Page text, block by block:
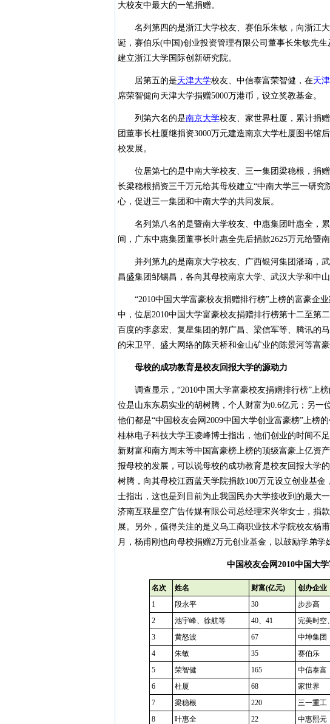
大校友中最大的一笔捐赠。
名列第四的是浙江大学校友、赛伯乐朱敏，向浙江大
诞，赛伯乐(中国)创业投资管理有限公司董事长朱敏先
建立浙江大学国际创新研究院。
居第五的是天津大学校友、中信泰富荣智健，在天
席荣智健向天津大学捐赠5000万港币，设立奖教基金。
列第六名的是南京大学校友、家世界杜厦，累计捐
团董事长杜厦继捐资3000万元建造南京大学杜厦图书馆
校发展。
位居第七的是中南大学校友、三一集团梁稳根，捐赠
长梁稳根捐资三千万元给其母校建立“中南大学三一研
心，促进三一集团和中南大学的共同发展。
名列第八名的是暨南大学校友、中惠集团叶惠全，累
间，广东中惠集团董事长叶惠全先后捐款2625万元给暨
并列第九的是南京大学校友、广西银河集团潘琦，武
昌盛集团邹锡昌，各向其母校南京大学、武汉大学和中山
“2010中国大学富豪校友捐赠排行榜”上榜的富豪企业
中，位居2010中国大学富豪校友捐赠排行榜第十二至第
百度的李彦宏、复星集团的郭广昌、梁信军等、腾讯的
的宋卫平、盛大网络的陈天桥和金山矿业的陈景河等富
母校的成功教育是校友回报大学的源动力
调查显示，“2010中国大学富豪校友捐赠排行榜”上
位是山东东易实业的胡树腾，个人财富为0.6亿元；另一
他们都是“中国校友会网2009中国大学创业富豪榜”上榜
桂林电子科技大学王凌峰博士指出，他们创业的时间不
新财富和南方周末等中国富豪榜上榜的顶级富豪上亿资
报母校的发展，可以说母校的成功教育是校友回报大学
树腾，向其母校江西蓝天学院捐款100万元设立创业基
士指出，这也是到目前为止我国民办大学接收到的最大
济南互联星空广告传媒有限公司总经理宋兴华女士，捐
展。另外，值得关注的是义乌工商职业技术学院校友杨
月，杨甫刚也向母校捐赠2万元创业基金，以鼓励学弟学
中国校友会网2010中国大
名次 姓名 财富(亿元) 创办企业
1
段永平 30 步步高
2
池宇峰、徐航等 40、41 完美时空
3
黄怒波 67 中坤集团
4
朱敏 35 赛伯乐
5
荣智健 165 中信泰富
6
杜厦 68 家世界
7
梁稳根 220 三一重工
8
叶惠全 22 中惠熙元